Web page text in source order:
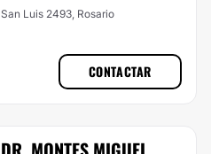
San Luis 2493, Rosario
CONTACTAR